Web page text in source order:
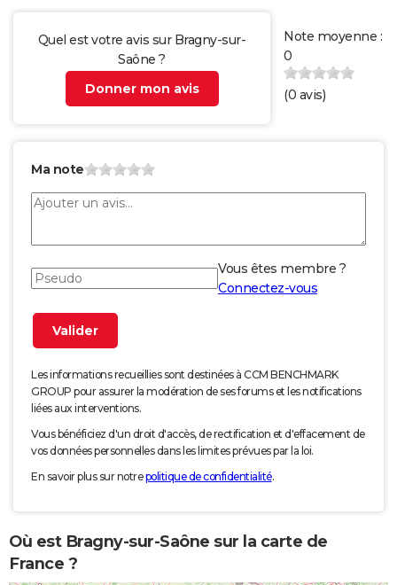
Quel est votre avis sur Bragny-sur-
Saône ?
Donner mon avis
Note moyenne :
0
(0 avis)
Ma note
Vous êtes membre ?
Connectez-vous
Les informations recueillies sont destinées à CCM BENCHMARK
GROUP pour assurer la modération de ses forums et les notifications
liées aux interventions.
Vous bénéficiez d'un droit d'accès, de rectification et d'effacement de
vos données personnelles dans les limites prévues par la loi.
En savoir plus sur notrepolitique de confidentialité.
Où est Bragny-sur-Saône sur la carte de
France ?